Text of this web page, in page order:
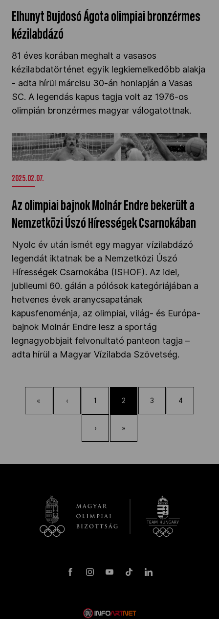
Elhunyt Bujdosó Ágota olimpiai bronzérmes
kézilabdázó
81 éves korában meghalt a vasasos
kézilabdatörténet egyik legkiemelkedőbb alakja
- adta hírül márcisu 30-án honlapján a Vasas
SC. A legendás kapus tagja volt az 1976-os
olimpián bronzérmes magyar válogatottnak.
Az olimpiai bajnok Molnár Endre bekerült a
Nemzetközi Úszó Hírességek Csarnokában" />
2025.02.07.
Az olimpiai bajnok Molnár Endre bekerült a
Nemzetközi Úszó Hírességek Csarnokában
Nyolc év után ismét egy magyar vízilabdázó
legendát iktatnak be a Nemzetközi Úszó
Hírességek Csarnokába (ISHOF). Az idei,
jublieumi 60. gálán a pólósok kategóriájában a
hetvenes évek aranycsapatának
kapusfenoménja, az olimpiai, világ- és Európa-
bajnok Molnár Endre lesz a sportág
legnagyobbjait felvonultató panteon tagja –
adta hírül a Magyar Vízilabda Szövetség.
« ‹ 1 2 3 4
› »